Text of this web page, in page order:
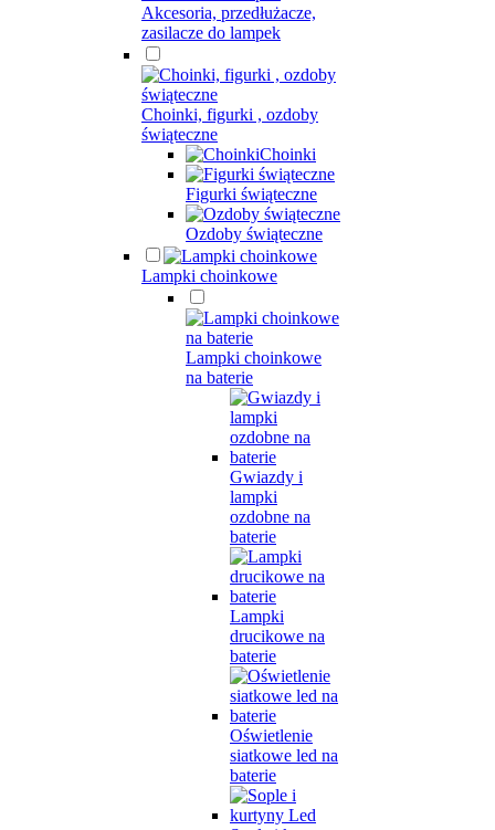
Akcesoria, przedłużacze,
zasilacze do lampek
Choinki, figurki , ozdoby
świąteczne
Choinki
Figurki świąteczne
Ozdoby świąteczne
Lampki choinkowe
Lampki choinkowe
na baterie
Gwiazdy i
lampki
ozdobne na
baterie
Lampki
drucikowe na
baterie
Oświetlenie
siatkowe led na
baterie